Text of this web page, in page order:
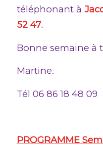
téléphonant à
52 47.
Bonne semaine à
Martine.
Tél 06 86 18 48 09
PROGRAMME